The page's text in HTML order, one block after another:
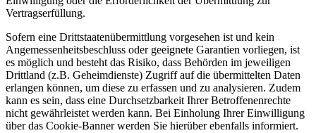
Vertragserfüllung.
Sofern eine Drittstaatenübermittlung vorgesehen ist und kein
Angemessenheitsbeschluss oder geeignete Garantien vorliegen, ist
es möglich und besteht das Risiko, dass Behörden im jeweiligen
Drittland (z.B. Geheimdienste) Zugriff auf die übermittelten Daten
erlangen können, um diese zu erfassen und zu analysieren. Zudem
kann es sein, dass eine Durchsetzbarkeit Ihrer Betroffenenrechte
nicht gewährleistet werden kann. Bei Einholung Ihrer Einwilligung
über das Cookie-Banner werden Sie hierüber ebenfalls informiert.